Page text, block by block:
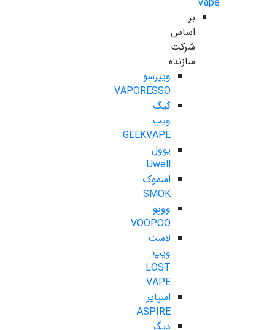
بر
اساس
شرکت
سازنده
ویپرسو
VAPORESSO
گیگ
ویپ
GEEKVAPE
یوول
Uwell
اسموک
SMOK
ووپو
VOOPOO
لاست
ویپ
LOST
VAPE
اسپایر
ASPIRE
دیگر